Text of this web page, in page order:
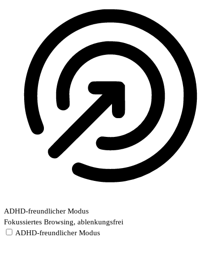
ADHD-freundlicher Modus
Fokussiertes Browsing, ablenkungsfrei
ADHD-freundlicher Modus